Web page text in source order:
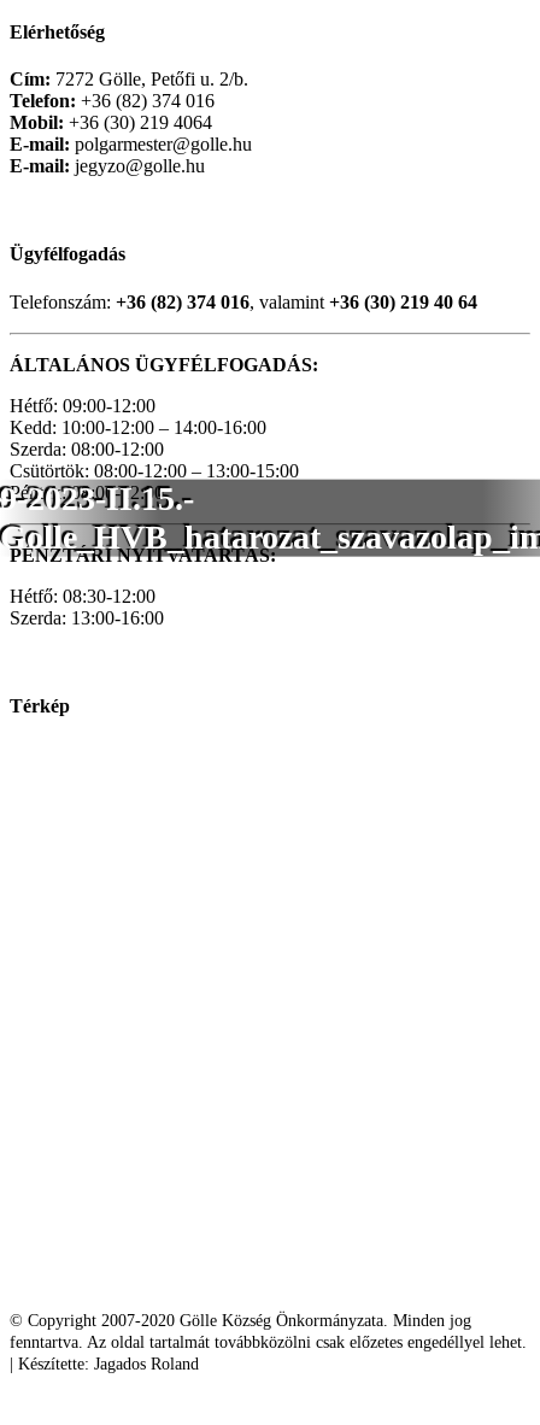
9-2023-II.15.-
Elérhetőség
Cím: 7272 Gölle, Petőfi u. 2/b.
Telefon: +36 (82) 374 016
Mobil: +36 (30) 219 4064
E-mail: polgarmester@golle.hu
E-mail: jegyzo@golle.hu
Ügyfélfogadás
Telefonszám: +36 (82) 374 016, valamint +36 (30) 219 40 64
ÁLTALÁNOS ÜGYFÉLFOGADÁS:
Hétfő: 09:00-12:00
Kedd: 10:00-12:00 – 14:00-16:00
Szerda: 08:00-12:00
Csütörtök: 08:00-12:00 – 13:00-15:00
Péntek: 08:00-12:00
PÉNZTÁRI NYITVATARTÁS:
Hétfő: 08:30-12:00
Szerda: 13:00-16:00
Térkép
© Copyright 2007-2020 Gölle Község Önkormányzata. Minden jog
fenntartva. Az oldal tartalmát továbbközölni csak előzetes engedéllyel lehet.
| Készítette: Jagados Roland